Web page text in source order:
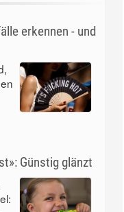
erkennen - und
Günstig glänzt